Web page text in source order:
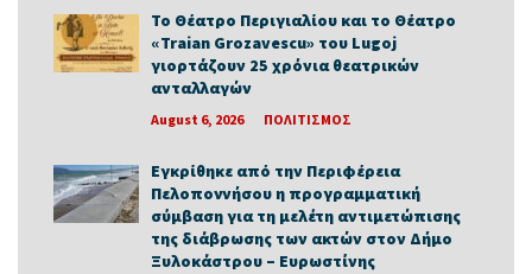
Το Θέατρο Περιγιαλίου και το Θέατρο
«Traian Grozavescu» του Lugoj
γιορτάζουν 25 χρόνια θεατρικών
ανταλλαγών
August 6, 2026 ΠΟΛΙΤΙΣΜΟΣ
Εγκρίθηκε από την Περιφέρεια
Πελοποννήσου η προγραμματική
σύμβαση για τη μελέτη αντιμετώπισης
της διάβρωσης των ακτών στον Δήμο
Ξυλοκάστρου – Ευρωστίνης